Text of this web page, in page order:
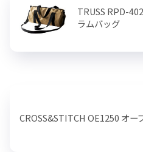
TRUSS RPD-
ラムバッグ
CROSS&STITCH OE1250 オ